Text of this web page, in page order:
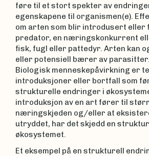
føre til et stort spekter av
egenskapene til organismen(e).
om arten som blir introdusert eller
predator, en næringskonkurrent
fisk, fugl eller pattedyr. Arten kan
eller potensiell bærer av parasitter.
Biologisk menneskepåvirkning er
introduksjoner eller bortfall som
strukturelle endringer i
introduksjon av en art fører til
næringskjeden og/eller at
utryddet, har det skjedd en
økosystemet.
Et eksempel på en strukturell